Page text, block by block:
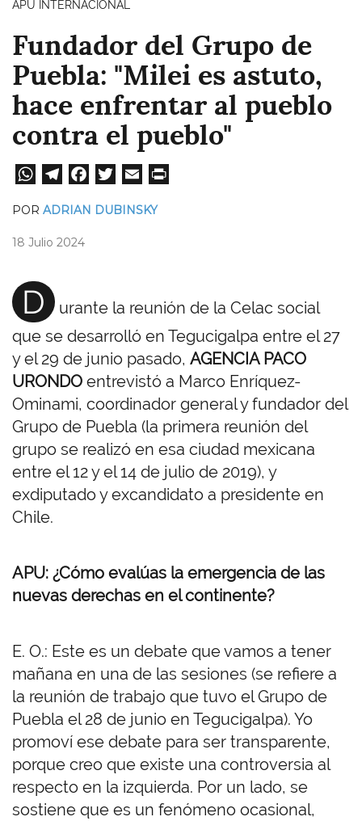
APU INTERNACIONAL
Fundador del Grupo de
Puebla: "Milei es astuto,
hace enfrentar al pueblo
contra el pueblo"
W
A
pp
Te
a
Fa
POR ADRIAN DUBINSKY
18 Julio 2024
D
urante la reunión de la Celac social
que se desarrolló en Tegucigalpa entre el 27
y el 29 de junio pasado, AGENCIA PACO
URONDO entrevistó a Marco Enríquez-
Ominami, coordinador general y fundador del
Grupo de Puebla (la primera reunión del
grupo se realizó en esa ciudad mexicana
entre el 12 y el 14 de julio de 2019), y
exdiputado y excandidato a presidente en
Chile.
APU: ¿Cómo evalúas la emergencia de las
nuevas derechas en el continente?
E. O.: Este es un debate que vamos a tener
mañana en una de las sesiones (se refiere a
la reunión de trabajo que tuvo el Grupo de
Puebla el 28 de junio en Tegucigalpa). Yo
promoví ese debate para ser transparente,
porque creo que existe una controversia al
respecto en la izquierda. Por un lado, se
sostiene que es un fenómeno ocasional,